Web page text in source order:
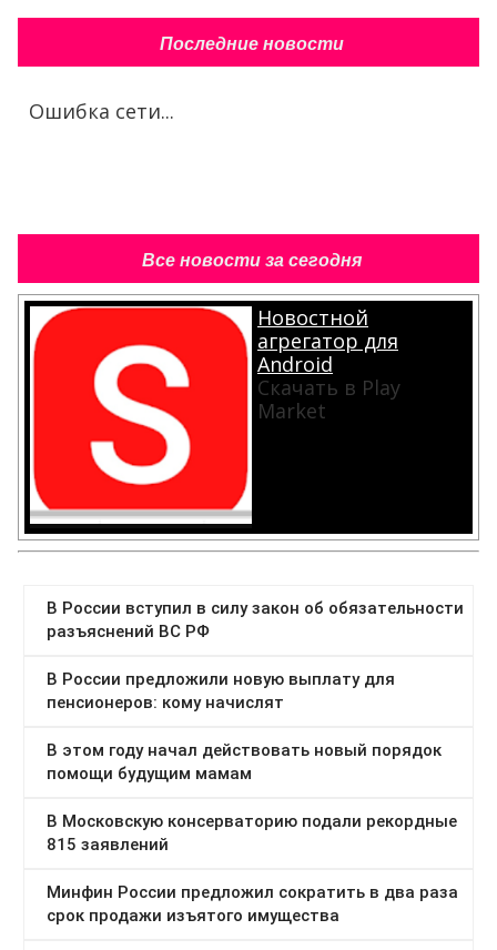
Последние новости
Ошибка сети...
Все новости за сегодня
Новостной
агрегатор для
Android
Скачать в Play
Market